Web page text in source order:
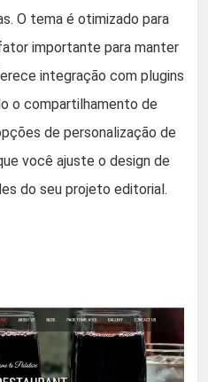
O tema é otimizado para
importante para manter
integração com plugins
o compartilhamento de
de personalização de
você ajuste o design de
do seu projeto editorial.